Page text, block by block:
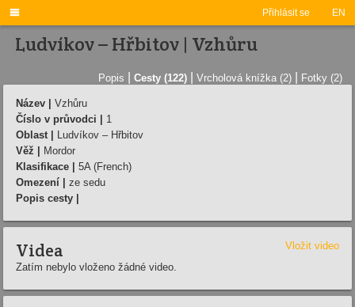
Přihlásit se EN

Ludvíkov – Hřbitov | Vzhůru
Popis Cesty (122) Vrcholová knížka (2) Fotky (2)
Název |
Vzhůru
Číslo v průvodci |
1
Oblast |
Ludvíkov – Hřbitov
Věž |
Mordor
Klasifikace |
5A (French)
Omezení |
ze sedu
Popis cesty |
Videa
Vložit video
Zatím nebylo vloženo žádné video.